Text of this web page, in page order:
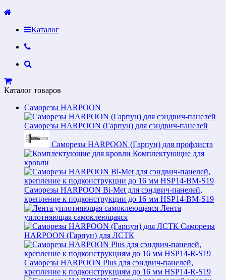
Каталог
Каталог товаров
Саморезы HARPOON
Саморезы HARPOON (Гарпун) для сэндвич-панелей
Саморезы HARPOON (Гарпун) для профлиста
Комплектующие для
кровли
Саморезы HARPOON Bi-Met для сэндвич-панелей,
крепление к подконструкции до 16 мм HSP14-BM-S19
Лента
уплотняющая самоклеющаяся
Саморезы
HARPOON (Гарпун) для ЛСТК
Саморезы HARPOON Plus для сэндвич-панелей,
крепление к подконструкциям до 16 мм HSP14-R-S19